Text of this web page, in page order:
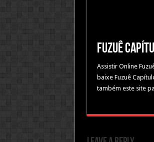
Fuzuê
Assistir Online
baixe Fuzuê
também este site